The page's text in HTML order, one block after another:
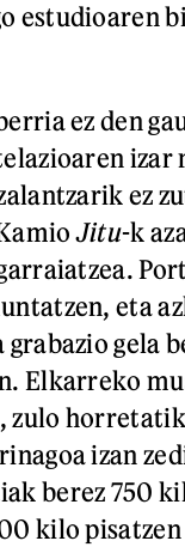
estudioaren
ez den
ez
Jitu-k
eta
gela
Elkarreko
zulo
izan
berez 750
kilo